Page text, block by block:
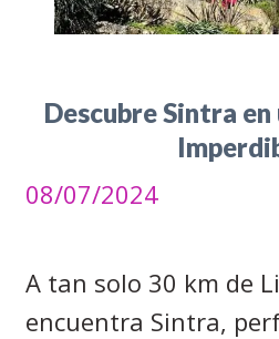
Descubre Sintra en
08/07/2024
A tan solo 30 km de
encuentra Sintra,